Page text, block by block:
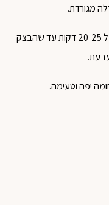
מגורדת.
מפזרים קצת מלח גס ומכניסים לאפייה של 20-25 דקות עד שהבצק
יפה וטעימה.